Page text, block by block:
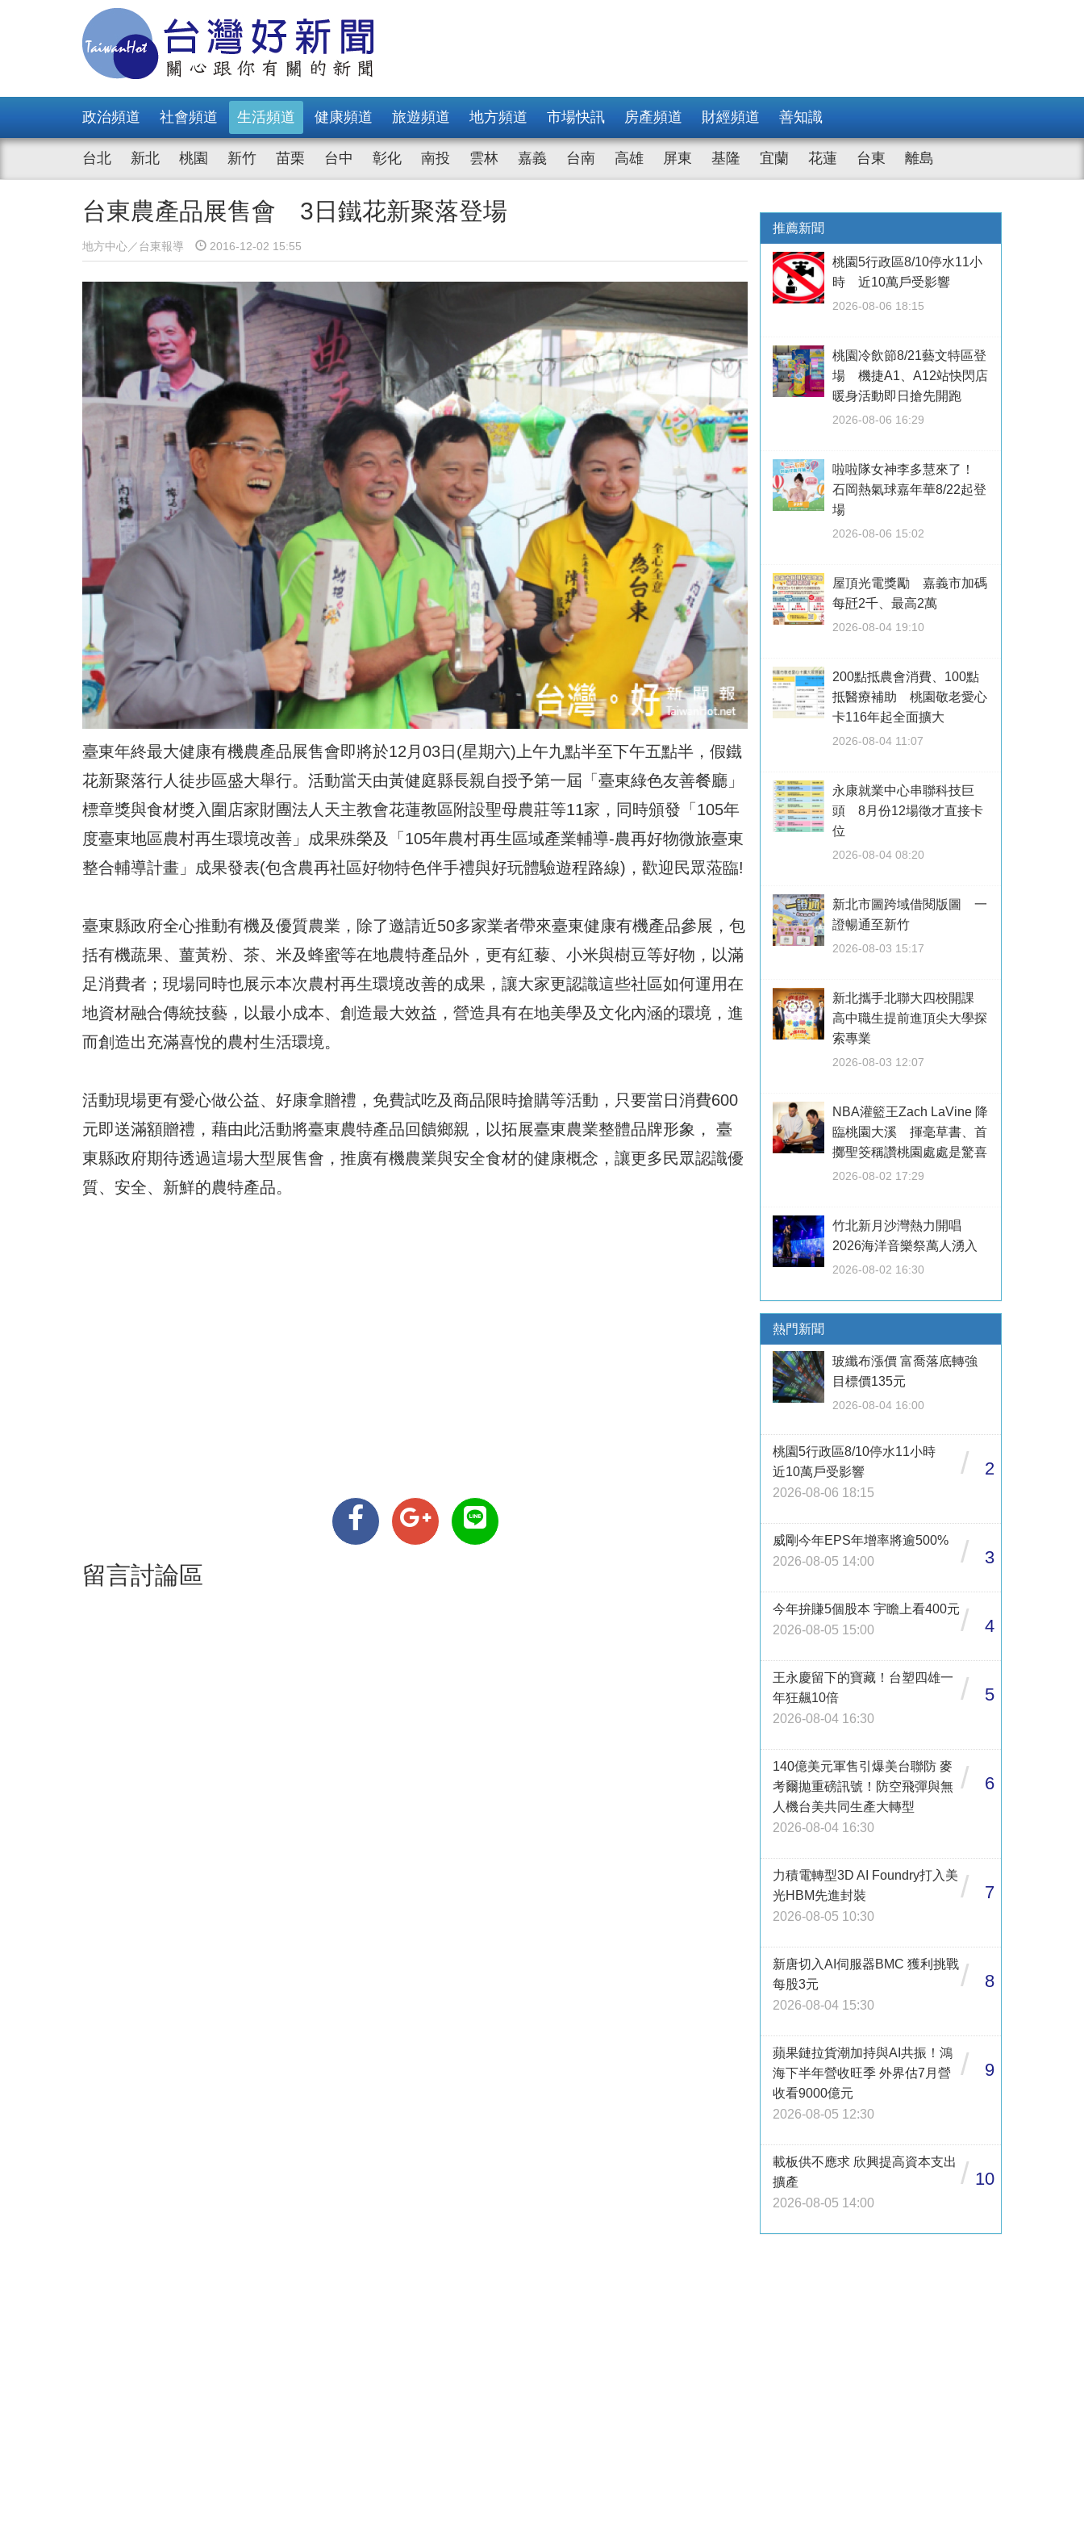
政治頻道 社會頻道 生活頻道 健康頻道 旅遊頻道 地方頻道 市場快訊 房產頻道 財經頻道 善知識
台北 新北 桃園 新竹 苗栗 台中 彰化 南投 雲林 嘉義 台南 高雄 屏東 基隆 宜蘭 花蓮 台東 離島
台東農產品展售會 3日鐵花新聚落登場
地方中心／台東報導 2016-12-02 15:55
臺東年終最大健康有機農產品展售會即將於12月03日(星期六)上午九點半至下午五點半，假鐵
花新聚落行人徒步區盛大舉行。活動當天由黃健庭縣長親自授予第一屆「臺東綠色友善餐廳」
標章獎與食材獎入圍店家財團法人天主教會花蓮教區附設聖母農莊等11家，同時頒發「105年
度臺東地區農村再生環境改善」成果殊榮及「105年農村再生區域產業輔導-農再好物微旅臺東
整合輔導計畫」成果發表(包含農再社區好物特色伴手禮與好玩體驗遊程路線)，歡迎民眾蒞臨!
臺東縣政府全心推動有機及優質農業，除了邀請近50多家業者帶來臺東健康有機產品參展，包
括有機蔬果、薑黃粉、茶、米及蜂蜜等在地農特產品外，更有紅藜、小米與樹豆等好物，以滿
足消費者；現場同時也展示本次農村再生環境改善的成果，讓大家更認識這些社區如何運用在
地資材融合傳統技藝，以最小成本、創造最大效益，營造具有在地美學及文化內涵的環境，進
而創造出充滿喜悅的農村生活環境。
活動現場更有愛心做公益、好康拿贈禮，免費試吃及商品限時搶購等活動，只要當日消費600
元即送滿額贈禮，藉由此活動將臺東農特產品回饋鄉親，以拓展臺東農業整體品牌形象， 臺
東縣政府期待透過這場大型展售會，推廣有機農業與安全食材的健康概念，讓更多民眾認識優
質、安全、新鮮的農特產品。
留言討論區
推薦新聞
桃園5行政區8/10停水11小
時 近10萬戶受影響
2026-08-06 18:15
桃園冷飲節8/21藝文特區登
場 機捷A1、A12站快閃店
暖身活動即日搶先開跑
2026-08-06 16:29
啦啦隊女神李多慧來了！
石岡熱氣球嘉年華8/22起登
場
2026-08-06 15:02
屋頂光電獎勵 嘉義市加碼
每瓩2千、最高2萬
2026-08-04 19:10
200點抵農會消費、100點
抵醫療補助 桃園敬老愛心
卡116年起全面擴大
2026-08-04 11:07
永康就業中心串聯科技巨
頭 8月份12場徵才直接卡
位
2026-08-04 08:20
新北市圖跨域借閱版圖 一
證暢通至新竹
2026-08-03 15:17
新北攜手北聯大四校開課
高中職生提前進頂尖大學探
索專業
2026-08-03 12:07
NBA灌籃王Zach LaVine 降
臨桃園大溪 揮毫草書、首
擲聖筊稱讚桃園處處是驚喜
2026-08-02 17:29
竹北新月沙灣熱力開唱
2026海洋音樂祭萬人湧入
2026-08-02 16:30
熱門新聞
玻纖布漲價 富喬落底轉強
目標價135元
2026-08-04 16:00
桃園5行政區8/10停水11小時
近10萬戶受影響
2026-08-06 18:15
/ 2
威剛今年EPS年增率將逾500%
2026-08-05 14:00
/ 3
今年拚賺5個股本 宇瞻上看400元
2026-08-05 15:00
/ 4
王永慶留下的寶藏！台塑四雄一
年狂飆10倍
2026-08-04 16:30
/ 5
140億美元軍售引爆美台聯防 麥
考爾拋重磅訊號！防空飛彈與無
人機台美共同生產大轉型
2026-08-04 16:30
/ 6
力積電轉型3D AI Foundry打入美
光HBM先進封裝
2026-08-05 10:30
/ 7
新唐切入AI伺服器BMC 獲利挑戰
每股3元
2026-08-04 15:30
/ 8
蘋果鏈拉貨潮加持與AI共振！鴻
海下半年營收旺季 外界估7月營
收看9000億元
2026-08-05 12:30
/ 9
載板供不應求 欣興提高資本支出
擴產
2026-08-05 14:00
/ 10